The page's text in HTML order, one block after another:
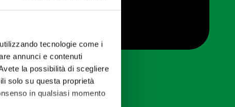
tecnologie come i
annunci e contenuti
la possibilità di scegliere
solo su questa proprietà
in qualsiasi momento